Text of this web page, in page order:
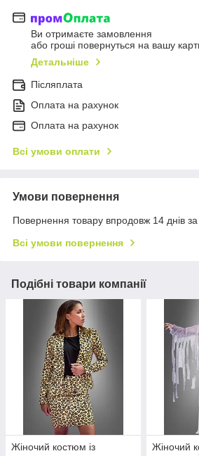
Ви отримаєте замовлення
або гроші повернуться на вашу
Детальніше
Післяплата
Оплата на рахунок
Оплата на рахунок
Всі умови оплати
Умови повернення
Повернення товару впродовж 14 днів
Всі умови повернення
Подібні товари компанії
Жіночий костюм із
Жіночий